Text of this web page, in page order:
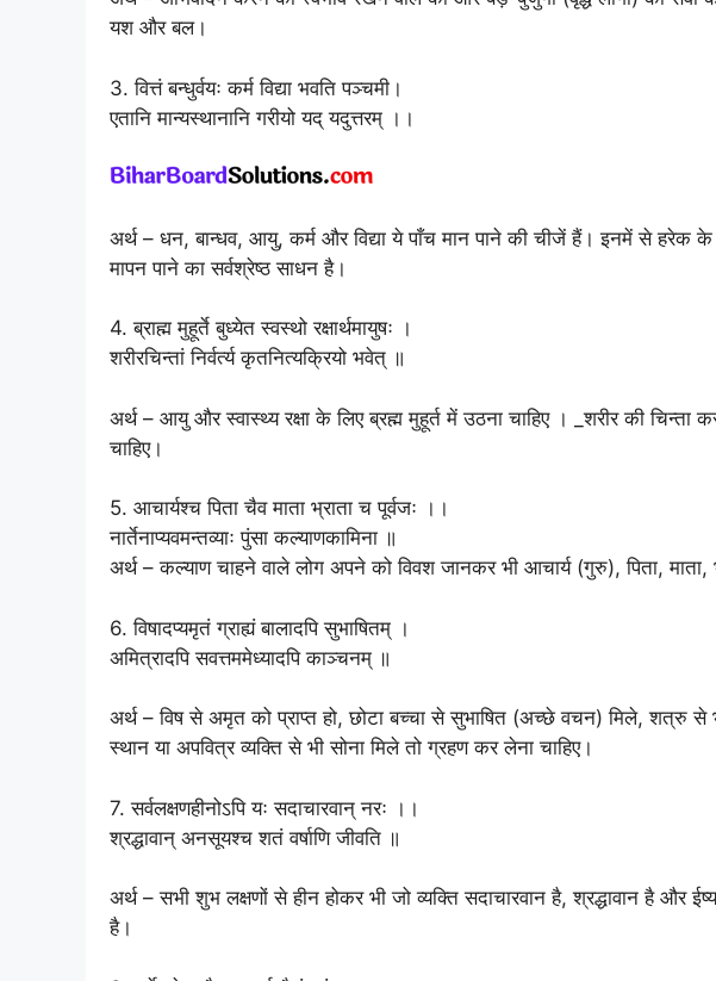
यश और बल।
3. वित्तं बन्धुर्वयः कर्म विद्या भवति पञ्चमी।
एतानि मान्यस्थानानि गरीयो यद् यदुत्तरम् ।।
अर्थ – धन, बान्धव, आयु, कर्म और विद्या ये पाँच मान पाने की चीजें हैं। इनमें से हरेक के
मापन पाने का सर्वश्रेष्ठ साधन है।
4. ब्राह्म मुहूर्ते बुध्येत स्वस्थो रक्षार्थमायुषः ।
शरीरचिन्तां निर्वर्त्य कृतनित्यक्रियो भवेत् ॥
अर्थ – आयु और स्वास्थ्य रक्षा के लिए ब्रह्म मुहूर्त में उठना चाहिए । _शरीर की चिन्ता
चाहिए।
5. आचार्यश्च पिता चैव माता भ्राता च पूर्वजः ।।
नार्तेनाप्यवमन्तव्याः पुंसा कल्याणकामिना ॥
अर्थ – कल्याण चाहने वाले लोग अपने को विवश जानकर भी आचार्य (गुरु), पिता,
6. विषादप्यमृतं ग्राह्यं बालादपि सुभाषितम् ।
अमित्रादपि सवत्तममेध्यादपि काञ्चनम् ॥
अर्थ – विष से अमृत को प्राप्त हो, छोटा बच्चा से सुभाषित (अच्छे वचन) मिले, शत्रु
स्थान या अपवित्र व्यक्ति से भी सोना मिले तो ग्रहण कर लेना चाहिए।
7. सर्वलक्षणहीनोऽपि यः सदाचारवान् नरः ।।
श्रद्धावान् अनसूयश्च शतं वर्षाणि जीवति ॥
अर्थ – सभी शुभ लक्षणों से हीन होकर भी जो व्यक्ति सदाचारवान है, श्रद्धावान है और
है।